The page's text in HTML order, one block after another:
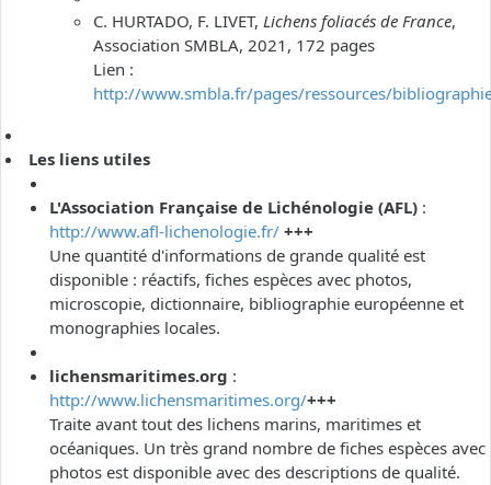
C. HURTADO, F. LIVET, Lichens foliacés de France,
Association SMBLA, 2021, 172 pages
Lien :
http://www.smbla.fr/pages/ressources/
Les liens utiles
L'Association Française de Lichénologie (AFL) :
http://www.afl-lichenologie.fr/ +++
Une quantité d'informations de grande qualité est
disponible : réactifs, fiches espèces avec photos,
microscopie, dictionnaire, bibliographie européenne et
monographies locales.
lichensmaritimes.org :
http://www.lichensmaritimes.org/+++
Traite avant tout des lichens marins, maritimes et
océaniques. Un très grand nombre de fiches espèces avec
photos est disponible avec des descriptions de qualité.